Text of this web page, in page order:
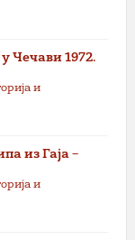
Чечави 1972.
и
из Гаја –
и